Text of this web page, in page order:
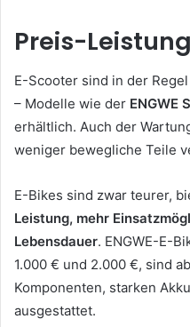
Preis-
E-Scooter sind in der
– Modelle wie der ENGWE
erhältlich. Auch der
weniger bewegliche Teile
E-Bikes sind zwar teurer,
Leistung, mehr
Lebensdauer. ENGWE-E-
1.000 € und 2.000 €, sind
Komponenten, starken
ausgestattet.